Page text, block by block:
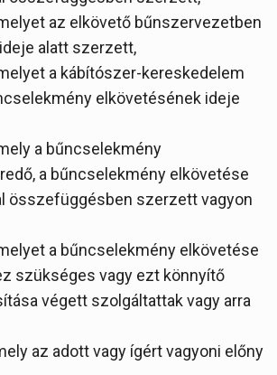
az elkövető bűnszervezetben
alatt szerzett,
a kábítószer-kereskedelem
elkövetésének ideje
a bűncselekmény
a bűncselekmény elkövetése
összefüggésben szerzett vagyon
a bűncselekmény elkövetése
szükséges vagy ezt könnyítő
végett szolgáltattak vagy arra
az adott vagy ígért vagyoni előny